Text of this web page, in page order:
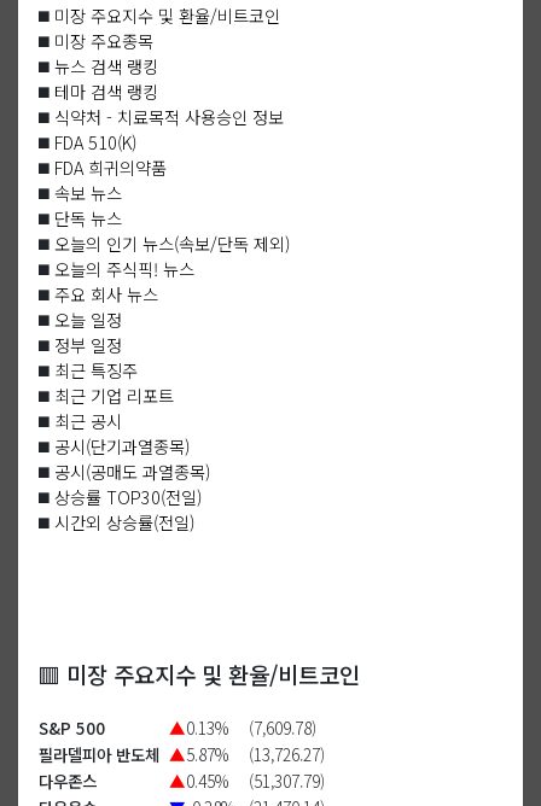
◼️ 미장 주요지수 및 환율/비트코인
◼️ 미장 주요종목
◼️뉴스 검색 랭킹
◼️ 테마 검색 랭킹
◼️ 식약처 - 치료목적 사용승인 정보
◼️ FDA 510(K)
◼️ FDA 희귀의약품
◼️속보 뉴스
◼️ 단독 뉴스
◼️오늘의 인기 뉴스(속보/단독 제외)
◼️오늘의 주식픽! 뉴스
◼️주요 회사 뉴스
◼️오늘 일정
◼️ 정부 일정
◼️ 최근 특징주
◼️ 최근 기업 리포트
◼️ 최근 공시
◼️ 공시(단기과열종목)
◼️ 공시(공매도 과열종목)
◼️상승률 TOP30(전일)
◼️ 시간외 상승률(전일)
🟥 미장 주요지수 및 환율/비트코인
S&P 500 ▲0.13%
(7,609.78)
필라델피아 반도체 ▲5.87%
(13,726.27)
다우존스
▲0.45%
(51,307.79)